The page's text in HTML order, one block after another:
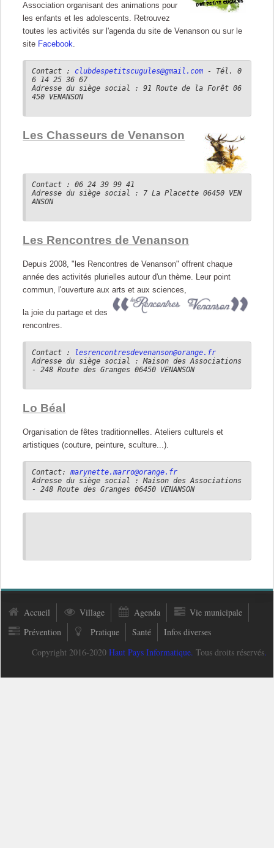
Association organisant des animations pour
les enfants et les adolescents. Retrouvez
toutes les activités sur l'agenda du site de Venanson ou sur le
site Facebook.
Contact : clubdespetitscugules@gmail.com - Tél. 0
6 14 25 36 67
Adresse du siège social : 91 Route de la Forêt 06
450 VENANSON
Les Chasseurs de Venanson
Contact : 06 24 39 99 41
Adresse du siège social : 7 La Placette 06450 VEN
ANSON
Les Rencontres de Venanson
Depuis 2008, "les Rencontres de Venanson" offrent chaque
année des activités plurielles autour d'un thème. Leur point
commun, l'ouverture aux arts et aux sciences,
la joie du partage et des
rencontres.
Contact :
lesrencontresdevenanson@orange.fr
Adresse du siège social : Maison des Associations
- 248 Route des Granges 06450 VENANSON
Lo Béal
Organisation de fêtes traditionnelles.Ateliers culturels et
artistiques (couture, peinture, sculture...).
Contact:marynette.marro@orange.fr
Adresse du siège social : Maison des Associations
- 248 Route des Granges 06450 VENANSON
Accueil Village Agenda
Vie municipale
Prévention
Pratique Santé
Infos diverses
Copyright 2016-2020 Haut Pays Informatique. Tous droits réservés.